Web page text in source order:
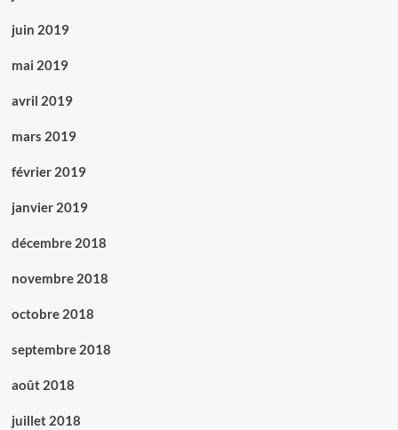
juin 2019
mai 2019
avril 2019
mars 2019
février 2019
janvier 2019
décembre 2018
novembre 2018
octobre 2018
septembre 2018
août 2018
juillet 2018